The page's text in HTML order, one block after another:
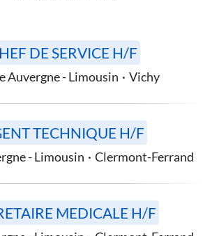
DE SERVICE H/F
Auvergne - Limousin · Vichy
TECHNIQUE H/F
- Limousin · Clermont-Ferrand
MEDICALE H/F